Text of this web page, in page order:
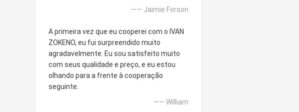
—— Jaimie Forson
A primeira vez que eu cooperei com o IVAN
ZOKENO, eu fui surpreendido muito
agradavelmente. Eu sou satisfeito muito
com seus qualidade e preço, e eu estou
olhando para a frente à cooperação
seguinte.
—— William